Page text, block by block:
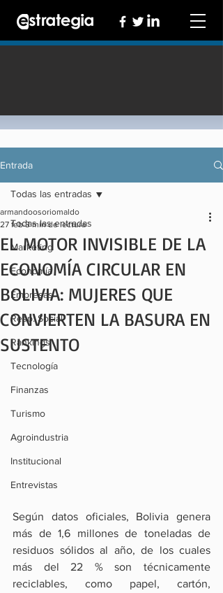
Entrada
Todas las entradas
Marketing
Economía
Empresas
Resp. Social
Rankings
Tecnología
Finanzas
Turismo
Agroindustria
Institucional
Entrevistas
Todas las entradas
EL MOTOR INVISIBLE DE LA
ECONOMÍA CIRCULAR EN
BOLIVIA: MUJERES QUE
CONVIERTEN LA BASURA EN
SUSTENTO
armandoosoriomaldo
27 feb 3 min de lectura
Según datos oficiales, Bolivia genera
más de 1,6 millones de toneladas de
residuos sólidos al año, de los cuales
más del 22 % son técnicamente
reciclables, como papel, cartón,